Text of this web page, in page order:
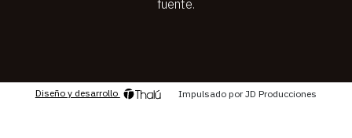
fuente.
Diseño y desarrollo Impulsado por JD Producciones